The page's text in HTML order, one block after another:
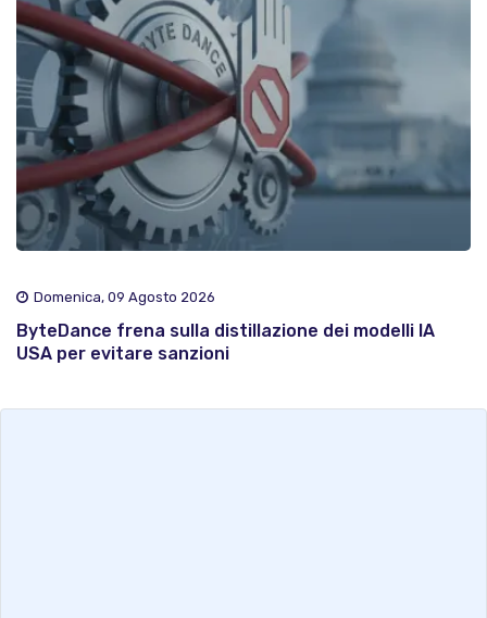
Domenica, 09 Agosto 2026
ByteDance frena sulla distillazione dei modelli IA
USA per evitare sanzioni